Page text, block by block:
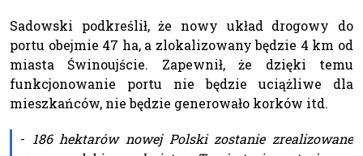
Sadowski podkreślił, że nowy układ drogowy do
portu obejmie 47 ha, a zlokalizowany będzie 4 km od
miasta Świnoujście. Zapewnił, że dzięki temu
funkcjonowanie portu nie będzie uciążliwe dla
mieszkańców, nie będzie generowało korków itd.
- 186 hektarów nowej Polski zostanie zrealizowane